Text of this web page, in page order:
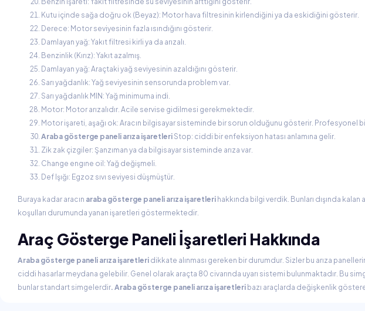
Kutu içinde sağa doğru ok (Beyaz): Motor hava filtresinin kirlendiğini ya da eskidiğini gösterir.
Derece: Motor seviyesinin fazla ısındığını gösterir.
Damlayan yağ: Yakıt filtresi kirli ya da arızalı.
Benzinlik (Kırız): Yakıt azalmış.
Damlayan yağ: Araçtaki yağ seviyesinin azaldığını gösterir.
Sarı yağdanlık: Yağ seviyesinin sensorunda problem var.
Sarı yağdanlık MIN: Yağ minimuma indi.
Motor: Motor arızalıdır. Acile servise gidilmesi gerekmektedir.
Motor işareti, aşağı ok: Aracın bilgisayar sisteminde bir sorun olduğunu gösterir. Profesyonel
Araba gösterge paneli arıza işaretleri Stop: ciddi bir enfeksiyon hatası anlamına gelir.
Zik zak çizgiler: Şanzıman ya da bilgisayar sisteminde arıza var.
Change engıne oil: Yağ değişmeli.
Def Işığı: Egzoz sıvı seviyesi düşmüştür.
Buraya kadar aracın araba gösterge paneli arıza işaretleri hakkında bilgi verdik. Bunları dışında kalan
koşulları durumunda yanan işaretleri göstermektedir.
Araç Gösterge Paneli İşaretleri Hakkında
Araba gösterge paneli arıza işaretleri dikkate alınması gereken bir durumdur. Sizler bu arıza
ciddi hasarlar meydana gelebilir. Genel olarak araçta 80 civarında uyarı sistemi bulunmaktadır. Bu
bunlar standart simgelerdir. Araba gösterge paneli arıza işaretleri bazı araçlarda değişkenlik